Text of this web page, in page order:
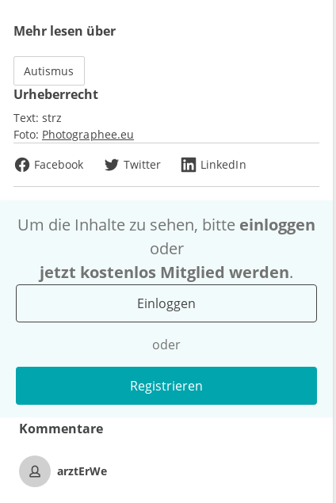
Mehr lesen über
Autismus
Urheberrecht
Text: strz
Foto: Photographee.eu
Facebook
Twitter LinkedIn
Um die Inhalte zu sehen, bitte einloggen
oder
jetzt kostenlos Mitglied werden.
Einloggen
oder
Registrieren
Kommentare
arztErWe